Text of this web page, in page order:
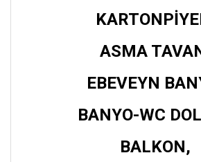
ASMA
EBEVEYN
BANYO-WC
BALKON,